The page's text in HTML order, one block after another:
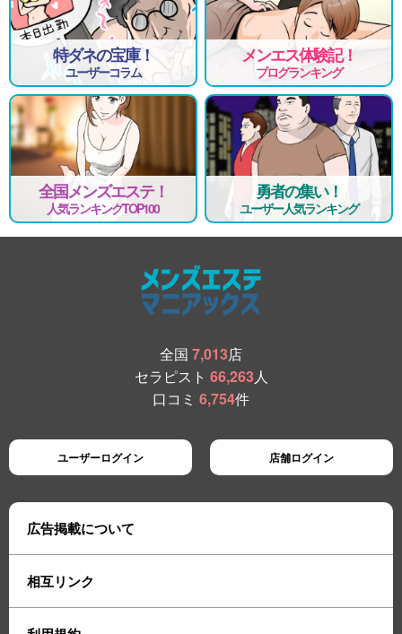
特ダネの宝庫！
ユーザーコラム
メンエス体験記！
ブログランキング
全国メンズエステ！
人気ランキングTOP100
勇者の集い！
ユーザー人気ランキング
全国 7,013店
セラピスト 66,263人
口コミ 6,754件
ユーザーログイン 店舗ログイン
広告掲載について
相互リンク